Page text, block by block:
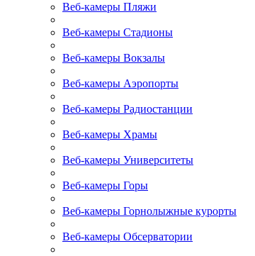
Веб-камеры Пляжи
Веб-камеры Стадионы
Веб-камеры Вокзалы
Веб-камеры Аэропорты
Веб-камеры Радиостанции
Веб-камеры Храмы
Веб-камеры Университеты
Веб-камеры Горы
Веб-камеры Горнолыжные курорты
Веб-камеры Обсерватории